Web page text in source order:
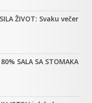
ŽIVOT: Svaku večer
SALA SA STOMAKA